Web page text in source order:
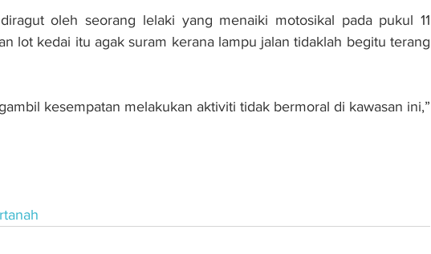
oleh seorang lelaki yang menaiki motosikal pada pukul 11
lot kedai itu agak suram kerana lampu jalan tidaklah begitu terang
kesempatan melakukan aktiviti tidak bermoral di kawasan ini,”